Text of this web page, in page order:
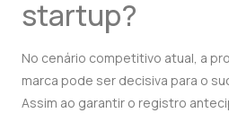
startup?
No cenário competitivo atual, a
marca pode ser decisiva para o
Assim ao garantir o registro